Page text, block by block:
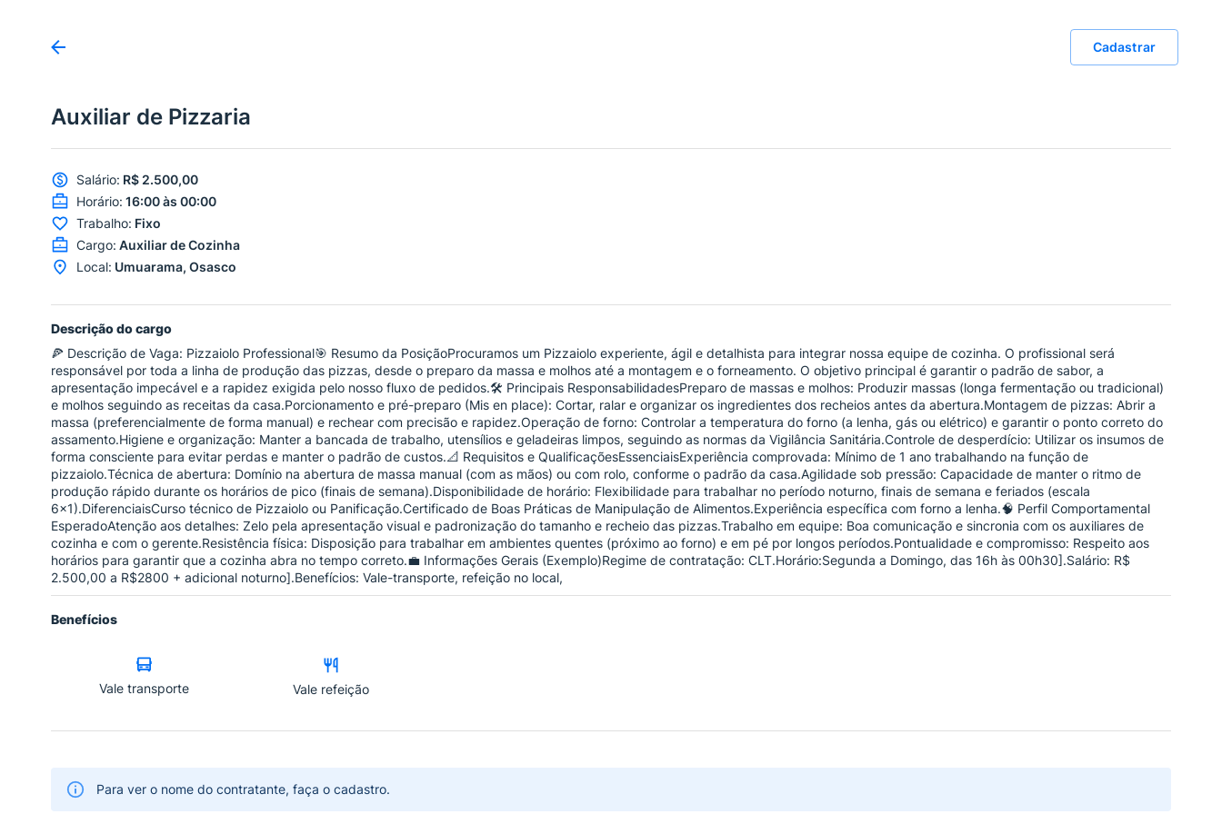
Cadastrar
Auxiliar de Pizzaria
Salário: R$ 2.500,00
Horário: 16:00 às 00:00
Trabalho: Fixo
Cargo: Auxiliar de Cozinha
Local: Umuarama, Osasco
Descrição do cargo
🍕 Descrição de Vaga: Pizzaiolo Professional🎯 Resumo da PosiçãoProcuramos um Pizzaiolo experiente, ágil e detalhista para integrar nossa equipe de cozinha. O profissional será
responsável por toda a linha de produção das pizzas, desde o preparo da massa e molhos até a montagem e o forneamento. O objetivo principal é garantir o padrão de sabor, a
apresentação impecável e a rapidez exigida pelo nosso fluxo de pedidos.🛠️ Principais ResponsabilidadesPreparo de massas e molhos: Produzir massas (longa fermentação ou tradicional)
e molhos seguindo as receitas da casa.Porcionamento e pré-preparo (Mis en place): Cortar, ralar e organizar os ingredientes dos recheios antes da abertura.Montagem de pizzas: Abrir a
massa (preferencialmente de forma manual) e rechear com precisão e rapidez.Operação de forno: Controlar a temperatura do forno (a lenha, gás ou elétrico) e garantir o ponto correto do
assamento.Higiene e organização: Manter a bancada de trabalho, utensílios e geladeiras limpos, seguindo as normas da Vigilância Sanitária.Controle de desperdício: Utilizar os insumos de
forma consciente para evitar perdas e manter o padrão de custos.📐 Requisitos e QualificaçõesEssenciaisExperiência comprovada: Mínimo de 1 ano trabalhando na função de
pizzaiolo.Técnica de abertura: Domínio na abertura de massa manual (com as mãos) ou com rolo, conforme o padrão da casa.Agilidade sob pressão: Capacidade de manter o ritmo de
produção rápido durante os horários de pico (finais de semana).Disponibilidade de horário: Flexibilidade para trabalhar no período noturno, finais de semana e feriados (escala
6x1).DiferenciaisCurso técnico de Pizzaiolo ou Panificação.Certificado de Boas Práticas de Manipulação de Alimentos.Experiência específica com forno a lenha.🧠 Perfil Comportamental
EsperadoAtenção aos detalhes: Zelo pela apresentação visual e padronização do tamanho e recheio das pizzas.Trabalho em equipe: Boa comunicação e sincronia com os auxiliares de
cozinha e com o gerente.Resistência física: Disposição para trabalhar em ambientes quentes (próximo ao forno) e em pé por longos períodos.Pontualidade e compromisso: Respeito aos
horários para garantir que a cozinha abra no tempo correto.💼 Informações Gerais (Exemplo)Regime de contratação: CLT.Horário:Segunda a Domingo, das 16h às 00h30].Salário: R$
2.500,00 a R$2800 + adicional noturno].Benefícios: Vale-transporte, refeição no local,
Benefícios
Vale transporte Vale refeição
Para ver o nome do contratante, faça o cadastro.